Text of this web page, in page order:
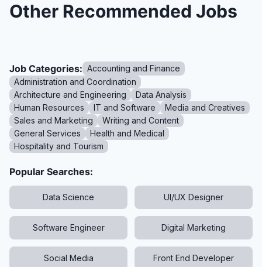
Other Recommended Jobs
Job Categories: Accounting and Finance
Administration and Coordination
Architecture and Engineering
Data Analysis
Human Resources
IT and Software
Media and Creatives
Sales and Marketing
Writing and Content
General Services
Health and Medical
Hospitality and Tourism
Popular Searches:
Data Science UI/UX Designer
Software Engineer Digital Marketing
Social Media Front End Developer